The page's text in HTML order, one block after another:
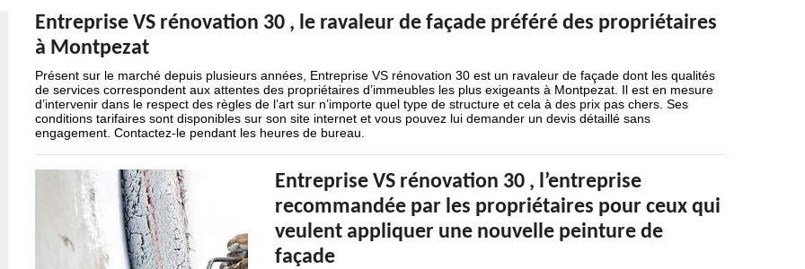
Entreprise VS rénovation 30 , le ravaleur de façade préféré des propriétaires
à Montpezat
Présent sur le marché depuis plusieurs années, Entreprise VS rénovation 30 est un ravaleur de façade dont les qualités
de services correspondent aux attentes des propriétaires d’immeubles les plus exigeants à Montpezat. Il est en mesure
d’intervenir dans le respect des règles de l’art sur n’importe quel type de structure et cela à des prix pas chers. Ses
conditions tarifaires sont disponibles sur son site internet et vous pouvez lui demander un devis détaillé sans
engagement. Contactez-le pendant les heures de bureau.
Entreprise VS rénovation 30 , l’entreprise
recommandée par les propriétaires pour ceux qui
veulent appliquer une nouvelle peinture de
façade